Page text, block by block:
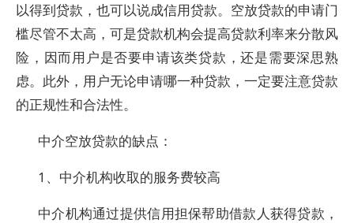
以得到贷款，也可以说成信用贷款。空放贷款的申请门
槛尽管不太高，可是贷款机构会提高贷款利率来分散风
险，因而用户是否要申请该类贷款，还是需要深思熟
虑。此外，用户无论申请哪一种贷款，一定要注意贷款
的正规性和合法性。
中介空放贷款的缺点：
1、中介机构收取的服务费较高
中介机构通过提供信用担保帮助借款人获得贷款，